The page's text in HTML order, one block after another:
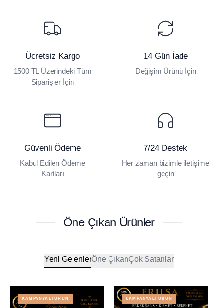
Ücretsiz Kargo
1500 TL Üzerindeki Tüm
Siparişler İçin
14 Gün İade
Değişim Ürünü İçin
Güvenli Ödeme
Kabul Edilen Ödeme
Kartları
7/24 Destek
Her zaman bizimle iletişime
geçin
Öne Çıkan Ürünler
Yeni GelenlerÖne ÇıkanÇok Satanlar
KAMPANYALI ÜRÜN KAMPANYALI ÜRÜN